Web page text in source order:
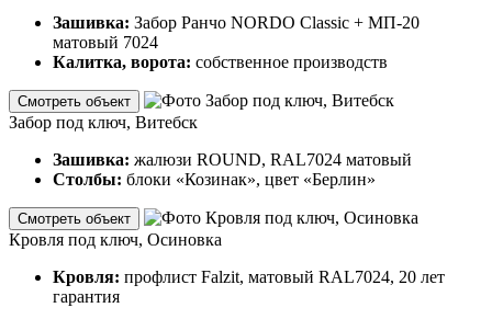
Зашивка: Забор Ранчо NORDO Classic + МП-20
матовый 7024
Калитка, ворота: собственное производств
Смотреть объект
Забор под ключ, Витебск
Зашивка: жалюзи ROUND, RAL7024 матовый
Столбы: блоки «Козинак», цвет «Берлин»
Смотреть объект
Кровля под ключ, Осиновка
Кровля: профлист Falzit, матовый RAL7024, 20 лет
гарантия